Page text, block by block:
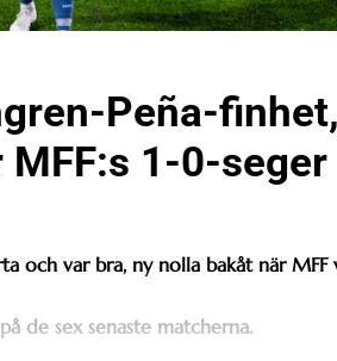
Peña-
1-0-seger
och var bra, ny nolla bakåt när
de sex senaste matcherna.